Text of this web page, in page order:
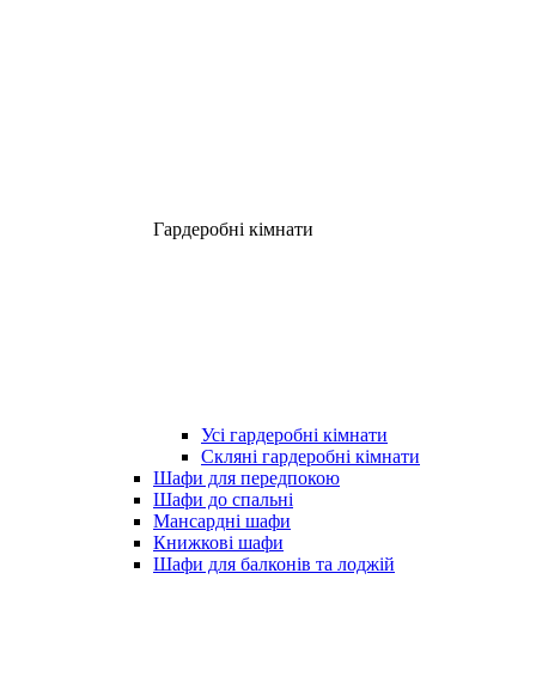
Гардеробні кімнати
Усі гардеробні кімнати
Скляні гардеробні кімнати
Шафи для передпокою
Шафи до спальні
Мансардні шафи
Книжкові шафи
Шафи для балконів та лоджій